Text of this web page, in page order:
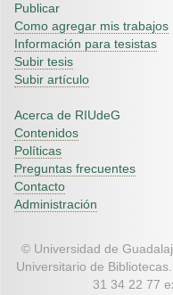
Publicar
Como agregar mis trabajos
Información para tesistas
Subir tesis
Subir artículo
Acerca de RIUdeG
Contenidos
Políticas
Preguntas frecuentes
Contacto
Administración
© Universidad de
Universitario de Bibliotecas.
31 34 22 77